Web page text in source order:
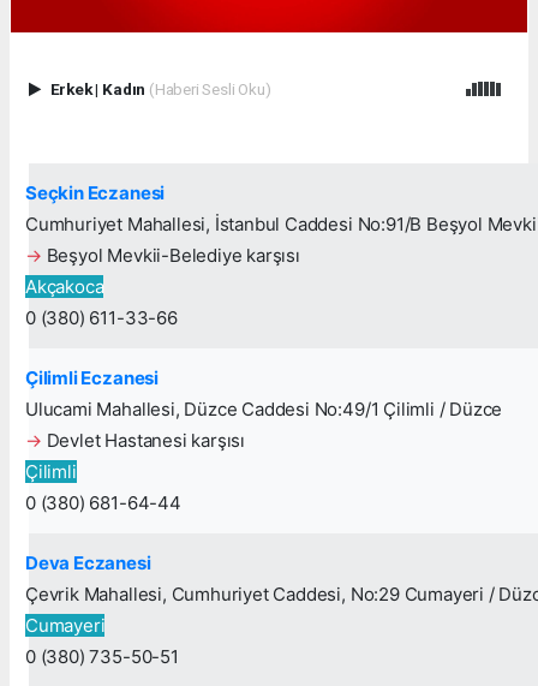
Erkek| Kadın (Haberi Sesli Oku)
Seçkin Eczanesi
Cumhuriyet Mahallesi, İstanbul Caddesi No:91/B Beşyol
→ Beşyol Mevkii-Belediye karşısı
Akçakoca
0 (380) 611-33-66
Çilimli Eczanesi
Ulucami Mahallesi, Düzce Caddesi No:49/1 Çilimli / Düzce
→ Devlet Hastanesi karşısı
Çilimli
0 (380) 681-64-44
Deva Eczanesi
Çevrik Mahallesi, Cumhuriyet Caddesi, No:29 Cumayeri /
Cumayeri
0 (380) 735-50-51